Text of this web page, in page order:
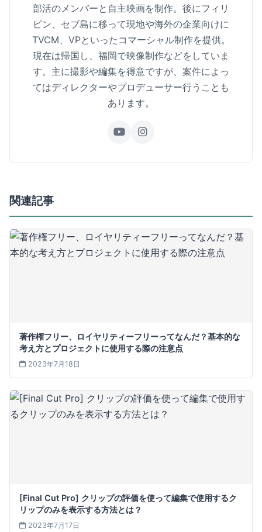
部活のメンバーと自主映画を制作。後にフィリ
ピン、セブ島に移って現地や海外の企業向けに
TVCM、VPといったコマーシャル制作を提供。
現在は帰国し、福岡で映像制作などをしていま
す。主に撮影や編集を得意ですが、案件によっ
てはディレクターやプロデューサー行うことも
あります。
関連記事
著作権フリー、ロイヤリティーフリーってなんだ？基本的な
考え方とプロジェクトに使用する際の注意点
2023年7月18日
[Final Cut Pro] クリップの評価を使って編集で使用するク
リップのみを表示する方法とは？
2023年7月17日